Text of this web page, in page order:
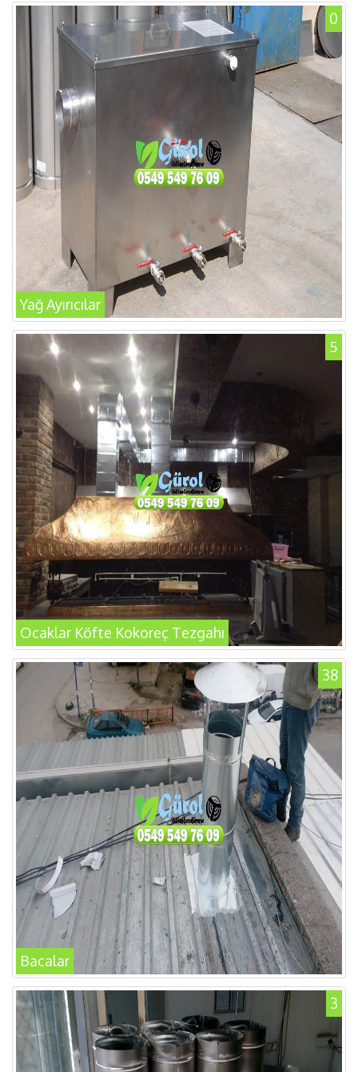
0
Yağ Ayırıcılar
5
Ocaklar Köfte Kokoreç Tezgahı
38
Bacalar
3